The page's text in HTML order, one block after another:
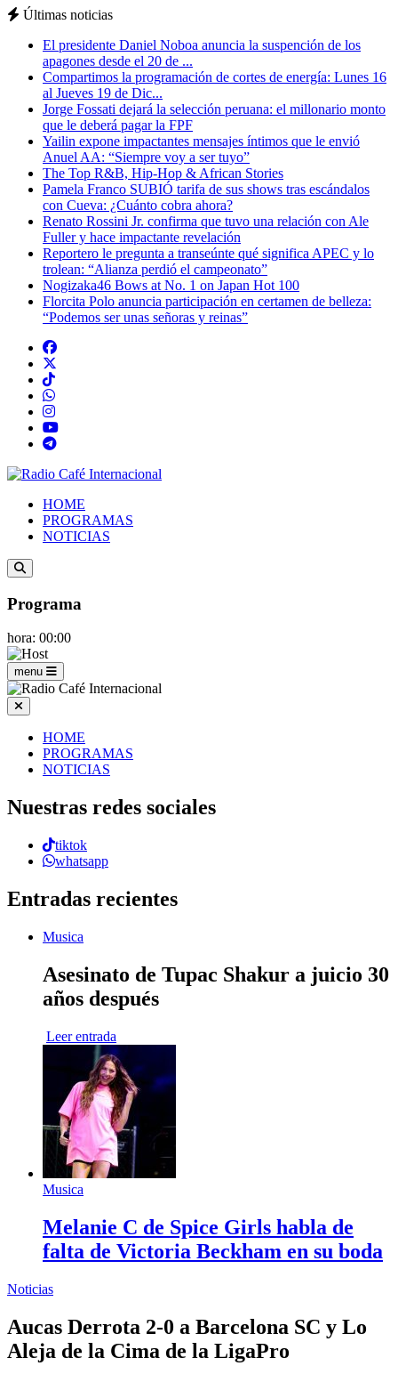
Últimas noticias
El presidente Daniel Noboa anuncia la suspención de los
apagones desde el 20 de ...
Compartimos la programación de cortes de energía: Lunes 16
al Jueves 19 de Dic...
Jorge Fossati dejará la selección peruana: el millonario monto
que le deberá pagar la FPF
Yailin expone impactantes mensajes íntimos que le envió
Anuel AA: “Siempre voy a ser tuyo”
The Top R&B, Hip-Hop & African Stories
Pamela Franco SUBIÓ tarifa de sus shows tras escándalos
con Cueva: ¿Cuánto cobra ahora?
Renato Rossini Jr. confirma que tuvo una relación con Ale
Fuller y hace impactante revelación
Reportero le pregunta a transeúnte qué significa APEC y lo
trolean: “Alianza perdió el campeonato”
Nogizaka46 Bows at No. 1 on Japan Hot 100
Florcita Polo anuncia participación en certamen de belleza:
“Podemos ser unas señoras y reinas”
HOME
PROGRAMAS
NOTICIAS
Programa
hora: 00:00
menu
HOME
PROGRAMAS
NOTICIAS
Nuestras redes sociales
tiktok
whatsapp
Entradas recientes
Musica
Asesinato de Tupac Shakur a juicio 30
años después
Leer entrada
Musica
Melanie C de Spice Girls habla de
falta de Victoria Beckham en su boda
Noticias
Aucas Derrota 2-0 a Barcelona SC y Lo
Aleja de la Cima de la LigaPro